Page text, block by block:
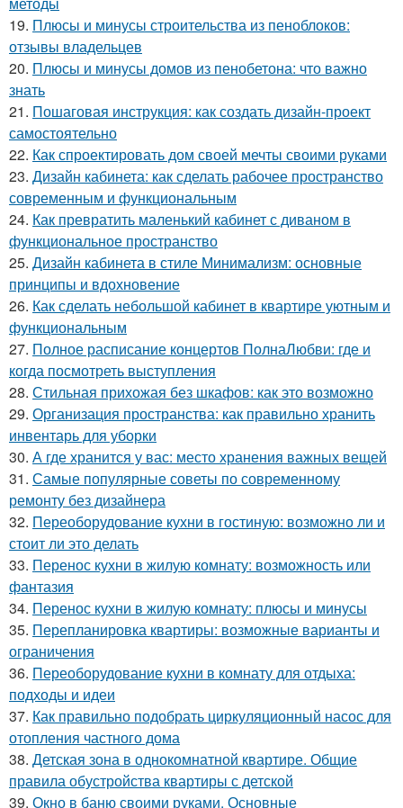
19. Плюсы и минусы строительства из пеноблоков:
отзывы владельцев
20. Плюсы и минусы домов из пенобетона: что важно
знать
21. Пошаговая инструкция: как создать дизайн-проект
самостоятельно
22. Как спроектировать дом своей мечты своими руками
23. Дизайн кабинета: как сделать рабочее пространство
современным и функциональным
24. Как превратить маленький кабинет с диваном в
функциональное пространство
25. Дизайн кабинета в стиле Минимализм: основные
принципы и вдохновение
26. Как сделать небольшой кабинет в квартире уютным и
функциональным
27. Полное расписание концертов ПолнаЛюбви: где и
когда посмотреть выступления
28. Стильная прихожая без шкафов: как это возможно
29. Организация пространства: как правильно хранить
инвентарь для уборки
30. А где хранится у вас: место хранения важных вещей
31. Самые популярные советы по современному
ремонту без дизайнера
32. Переоборудование кухни в гостиную: возможно ли и
стоит ли это делать
33. Перенос кухни в жилую комнату: возможность или
фантазия
34. Перенос кухни в жилую комнату: плюсы и минусы
35. Перепланировка квартиры: возможные варианты и
ограничения
36. Переоборудование кухни в комнату для отдыха:
подходы и идеи
37. Как правильно подобрать циркуляционный насос для
отопления частного дома
38. Детская зона в однокомнатной квартире. Общие
правила обустройства квартиры с детской
39. Окно в баню своими руками. Основные